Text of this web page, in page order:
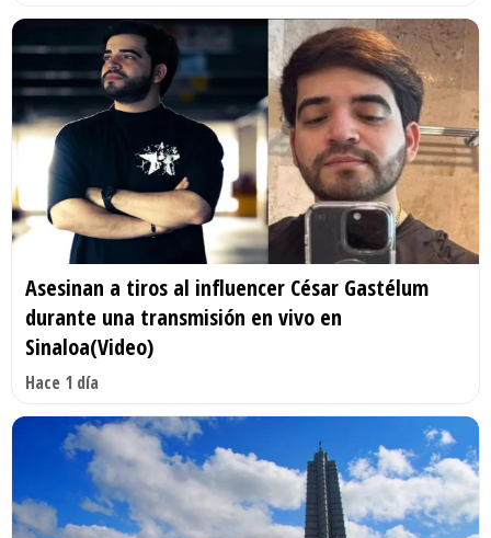
Asesinan a tiros al influencer César Gastélum
durante una transmisión en vivo en
Sinaloa(Video)
Hace 1 día